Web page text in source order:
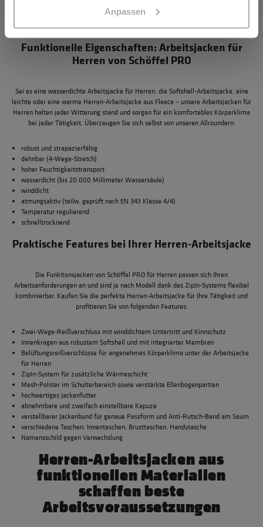
Anpassen
Individualisierungsstufen. So werden Ihre Dienstleistungen von
Funktionelle Eigenschaften: Arbeitsjacken für
Herren von Schöffel PRO
Sei es eine wasserdichte Arbeitsjacke für Herren, die Softshell-Arbeitsjacke, eine
leichte oder eine warme Herren-Arbeitsjacke aus Fleece – unsere Arbeitsjacken für
Herren halten jeder Witterung stand und sorgen für ein komfortables Körperklima
bei jeder Tätigkeit. Überzeugen Sie sich selbst von unseren Allroundern:
robust und strapazierfähig
dehnbar (4-Wege-Stretch)
hoher Feuchtigkeitstransport
wasserdicht (bis 20.000 Millimeter Wassersäule)
winddicht
atmungsaktiv (teilw. geprüft nach EN 343 Klasse 4/4)
Temperatur regulierend
schnelltrocknend
Praktische Features bei Ihrer Herren-Arbeitsjacke
Die Funktionsjacken von Schöffel PRO für Herren passen sich Ihren
Arbeitsanforderungen an und sind je nach Modell dank des ZipIn-Systems flexibel
kombinierbar. Kaufen Sie die perfekte Herren-Arbeitsjacke für Ihre Tätigkeit und
profitieren Sie von folgenden Features:
Zwei-Wege-Reißverschluss mit winddichtem Untertritt und Kinnschutz
Innenkragen aus robustem Softshell und mit integrierter Membran
Belüftungsreißverschlüsse für angenehmes Körperklima unter der Arbeitsjacke
für Herren
ZipIn-System für zusätzliche Wärmeschicht
Mesh-Polster im Schulterbereich sowie verstärkte Ellenbogenpartien
hochwertiges Jackenfutter
abnehmbare und zweifach einstellbare Kapuze
verstellbarer Jackenbund für genaue Passform und Anti-Rutsch-Band am Saum
verschiedene Taschen: Innentaschen, Brusttaschen, Handytasche
Namensschild gegen Verwechslung
Herren-Arbeitsjacken aus
funktionellen Materialien
schaffen beste
Arbeitsvoraussetzungen